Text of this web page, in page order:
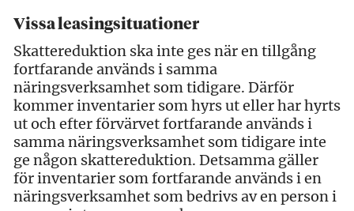
Vissa leasingsituationer
Skattereduktion ska inte ges när en tillgång
fortfarande används i samma
näringsverksamhet som tidigare. Därför
kommer inventarier som hyrs ut eller har hyrts
ut och efter förvärvet fortfarande används i
samma näringsverksamhet som tidigare inte
ge någon skattereduktion. Detsamma gäller
för inventarier som fortfarande används i en
näringsverksamhet som bedrivs av en person i